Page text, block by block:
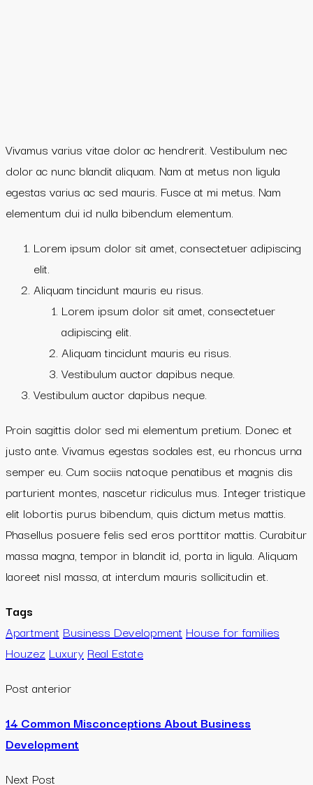
Vivamus varius vitae dolor ac hendrerit. Vestibulum nec
dolor ac nunc blandit aliquam. Nam at metus non ligula
egestas varius ac sed mauris. Fusce at mi metus. Nam
elementum dui id nulla bibendum elementum.
Lorem ipsum dolor sit amet, consectetuer adipiscing
elit.
Aliquam tincidunt mauris eu risus.
Lorem ipsum dolor sit amet, consectetuer
adipiscing elit.
Aliquam tincidunt mauris eu risus.
Vestibulum auctor dapibus neque.
Vestibulum auctor dapibus neque.
Proin sagittis dolor sed mi elementum pretium. Donec et
justo ante. Vivamus egestas sodales est, eu rhoncus urna
semper eu. Cum sociis natoque penatibus et magnis dis
parturient montes, nascetur ridiculus mus. Integer tristique
elit lobortis purus bibendum, quis dictum metus mattis.
Phasellus posuere felis sed eros porttitor mattis. Curabitur
massa magna, tempor in blandit id, porta in ligula. Aliquam
laoreet nisl massa, at interdum mauris sollicitudin et.
Tags
Apartment Business Development House for families
Houzez Luxury Real Estate
Post anterior
14 Common Misconceptions About Business
Development
Next Post